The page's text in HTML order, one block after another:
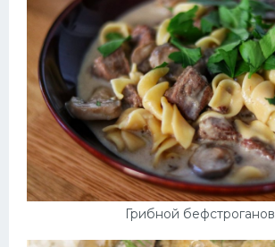
Грибной бефстроганов